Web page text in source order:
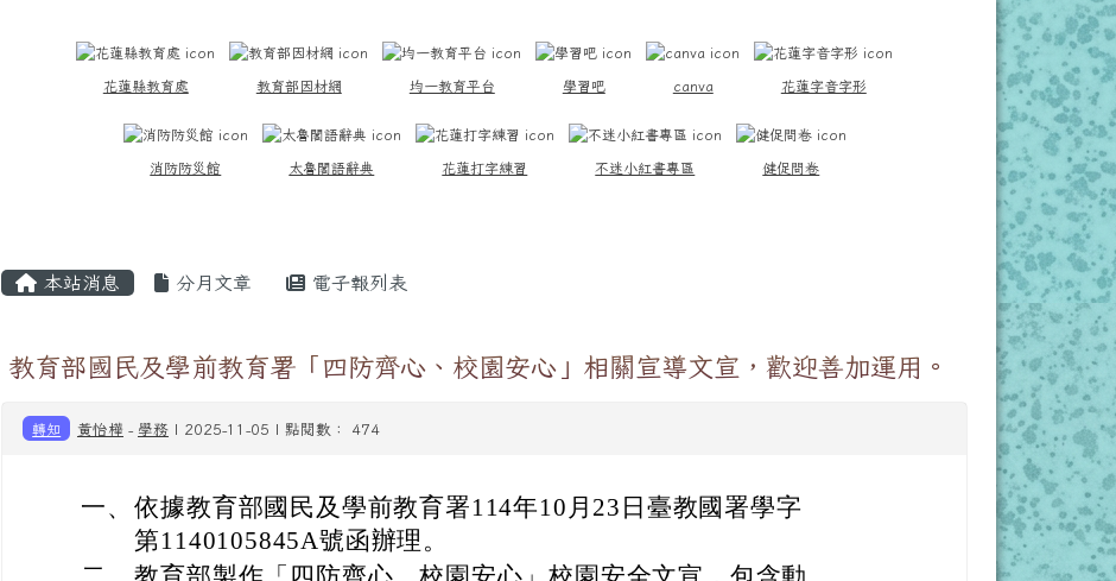
上中區域內容
花蓮縣教育處 教育部因材網 均一教育平台 學習吧 canva 花蓮字音字形
消防防災館 太魯閣語辭典 花蓮打字練習 不迷小紅書專區 健促問卷
主內容區域
本站消息 分月文章 電子報列表
教育部國民及學前教育署「四防齊心、校園安心」相關宣導文宣，歡迎善加運用。
轉知 黃怡樺- 學務| 2025-11-05 | 點閱數： 474
一、 依據教育部國民及學前教育署114年10月23日臺教國署學字
第1140105845A號函辦理。